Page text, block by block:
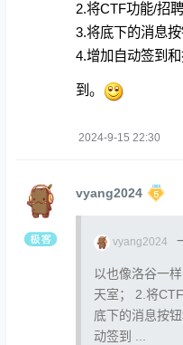
2.将CTF功能/招
3.将底下的消息按
4.增加自动签到
到。
2024-9-15 22:30
vyang2024
vyang2024
以也像洛谷一
天室； 2.将
底下的消息按
动签到 ...